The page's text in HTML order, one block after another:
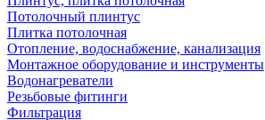
Потолочный плинтус
Плитка потолочная
Отопление, водоснабжение, канализация
Монтажное оборудование и инструменты
Водонагреватели
Резьбовые фитинги
Фильтрация